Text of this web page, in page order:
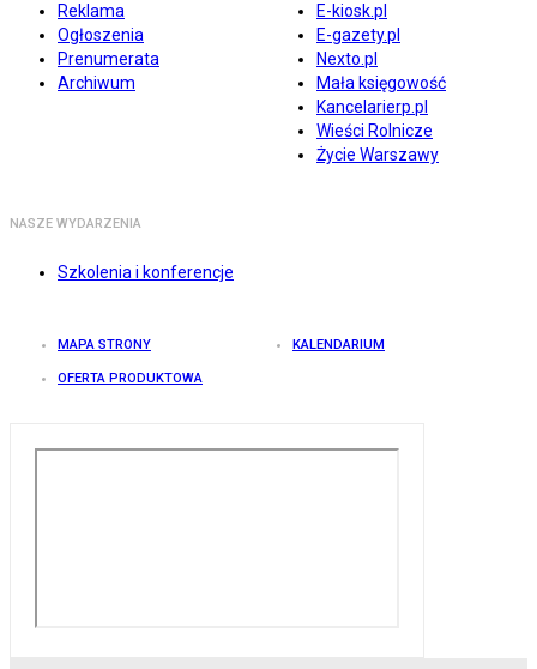
Reklama
Ogłoszenia
Prenumerata
Archiwum
E-kiosk.pl
E-gazety.pl
Nexto.pl
Mała księgowość
Kancelarierp.pl
Wieści Rolnicze
Życie Warszawy
NASZE WYDARZENIA
Szkolenia i konferencje
MAPA STRONY KALENDARIUM
OFERTA PRODUKTOWA